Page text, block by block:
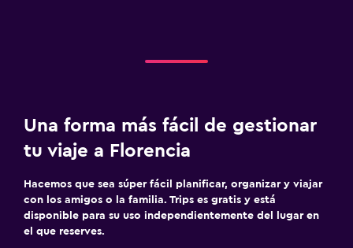
Una forma más fácil de gestionar
tu viaje a Florencia
Hacemos que sea súper fácil planificar, organizar y viajar
con los amigos o la familia. Trips es gratis y está
disponible para su uso independientemente del lugar en
el que reserves.